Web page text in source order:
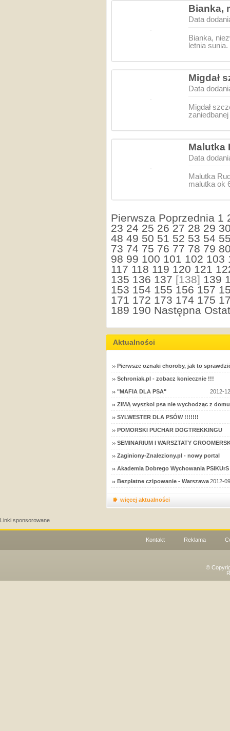
Bianka,
Data
Bianka,
letnia
Migdał
Data
Migdał
Malutka
Data
Malutka
malutka ok
Pierwsza Poprzednia 1
23 24 25 26 27 28 29
48 49 50 51 52 53 54
73 74 75 76 77 78 79
98 99 100 101 102 103
117 118 119 120 121
135 136 137 [138] 139
153 154 155 156 157
171 172 173 174 175
189 190 Następna
Aktualności
Pierwsze oznaki choroby, jak to
Schroniak.pl - zobacz koniecznie !!!
"MAFIA DLA PSA" 2012-
ZIMĄ wyszkol psa nie wychodząc z
SYLWESTER DLA PSÓW !!!!!!!
POMORSKI PUCHAR DOGTREKKINGU
SEMINARIUM I WARSZTATY
Zaginiony-Znaleziony.pl - nowy portal
Akademia Dobrego Wychowania
Bezpłatne czipowanie - Warszawa2012-
więcej aktualności
Linki sponsorowane
Kontakt Reklama
©